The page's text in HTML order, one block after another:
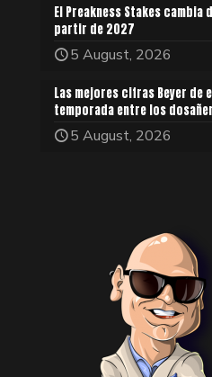
El Preakness Stakes cambia
partir de 2027
5 August, 2026
Las mejores cifras Beyer de
temporada entre los
5 August, 2026